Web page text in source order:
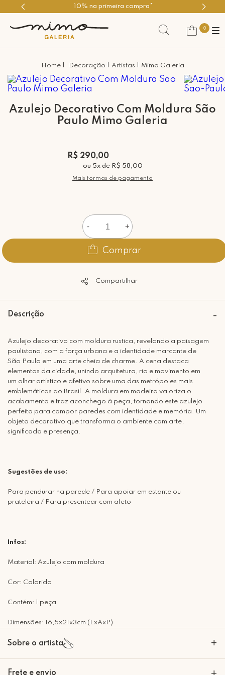
10% na primeira compra*
0
Decoração Artistas Mimo Galeria
Azulejo Decorativo Com Moldura São
Paulo Mimo Galeria
R$ 290,00
ou 5xde R$ 58,00
Mais formas de pagamento
- +
Comprar
Compartilhar
Descrição
Azulejo decorativo com moldura rustica, revelando a paisagem
paulistana, com a força urbana e a identidade marcante de
São Paulo em uma arte cheia de charme. A cena destaca
elementos da cidade, unindo arquitetura, rio e movimento em
um olhar artístico e afetivo sobre uma das metrópoles mais
emblemáticas do Brasil. A moldura em madeira valoriza o
acabamento e traz aconchego à peça, tornando este azulejo
perfeito para compor paredes com identidade e memória. Um
objeto decorativo que transforma o ambiente com arte,
significado e presença.
Sugestões de uso:
Para pendurar na parede / Para apoiar em estante ou
prateleira / Para presentear com afeto
Infos:
Material: Azulejo com moldura
Cor: Colorido
Contém: 1 peça
Dimensões: 16,5x21x3cm (LxAxP)
Sobre o artista +
A Mimo Galeria nasceu para transformar paredes em expressões de
Frete e envio